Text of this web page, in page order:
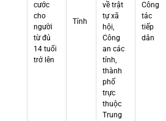
cước
cho
người
từ đủ
14 tuổi
trở lên
Tỉnh
về trật
tự xã
hội,
Công
an các
tỉnh,
thành
phố
trực
thuộc
Trung
Công
tác
tiếp
dân